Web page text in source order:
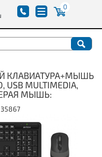
0
КЛАВИАТУРА+МЫШЬ
USB MULTIMEDIA,
МЫШЬ: